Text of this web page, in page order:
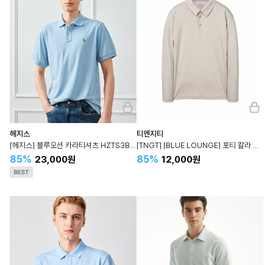
헤지스
[헤지스] 블루오션 카라티셔츠 HZTS3B404
85% 23,000원
티엔지티
[TNGT] [BLUE LOUNGE] 포티 칼라 긴팔티셔츠 TNTS3E700
85% 12,000원